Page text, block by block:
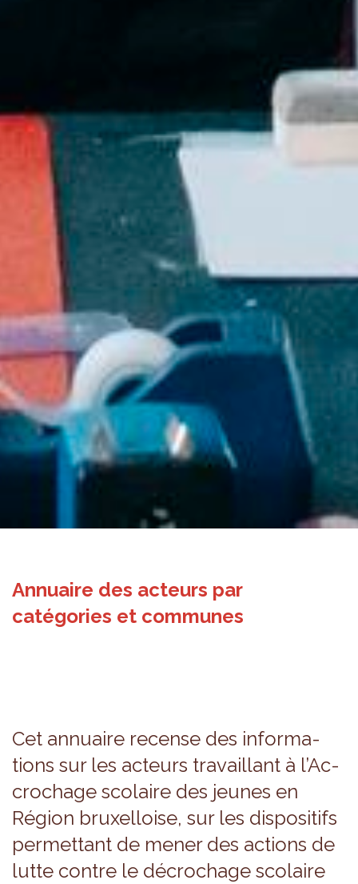
Annuaire des acteurs par
catégories et communes
Cet annuaire recense des infor­ma­
tions sur les acteurs tra­vaillant à l’Ac­
cro­chage sco­laire des jeunes en
Région bruxel­loise, sur les dis­po­si­tifs
per­met­tant de mener des actions de
lutte contre le décro­chage sco­laire